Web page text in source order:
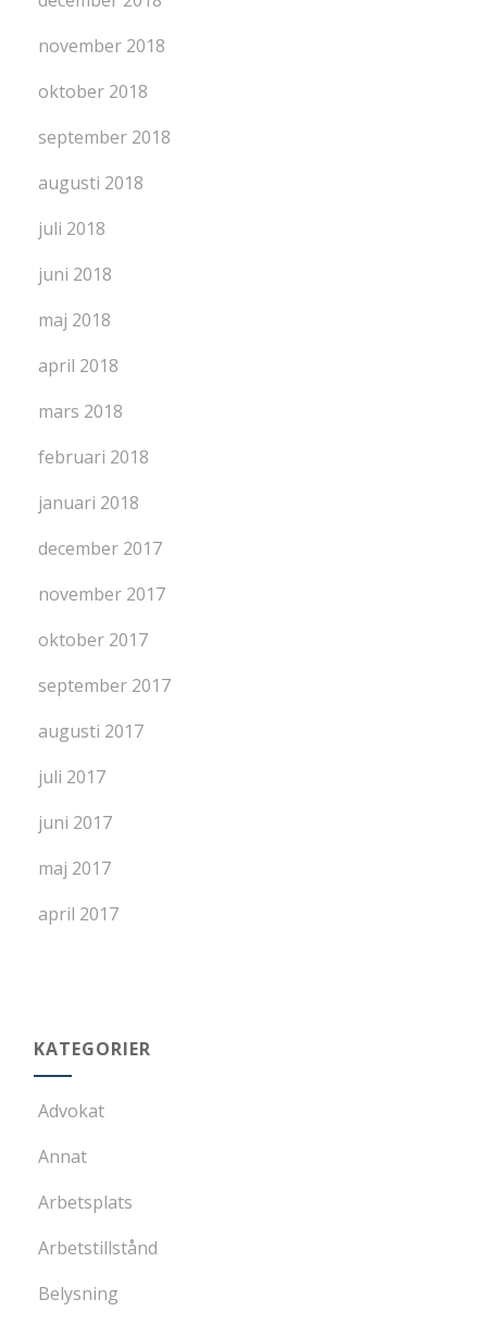
november 2018
oktober 2018
september 2018
augusti 2018
juli 2018
juni 2018
maj 2018
april 2018
mars 2018
februari 2018
januari 2018
december 2017
november 2017
oktober 2017
september 2017
augusti 2017
juli 2017
juni 2017
maj 2017
april 2017
KATEGORIER
Advokat
Annat
Arbetsplats
Arbetstillstånd
Belysning